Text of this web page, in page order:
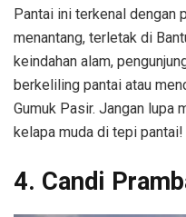
Pantai ini terkenal dengan
menantang, terletak di
keindahan alam,
berkeliling pantai atau
Gumuk Pasir. Jangan lupa
kelapa muda di tepi pantai!
4. Candi